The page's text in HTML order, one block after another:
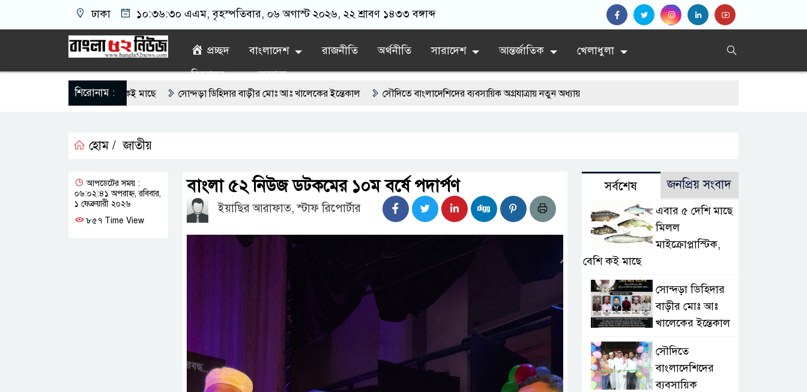
ঢাকা ১০:৩৬:৩২ এএম, বৃহস্পতিবার, ০৬ অগাস্ট ২০২৬, ২২ শ্রাবণ ১৪৩৩ বঙ্গাব্দ
প্রচ্ছদ বাংলাদেশ রাজনীতি অর্থনীতি সারাদেশ আন্তর্জাতিক
খেলাধুলা
বিনোদন
অন্যান্য
শিরোনাম :
বেশি কই মাছে সোন্দড়া ডিহিদার বাড়ীর মোঃ আঃ খালেকের ইন্তেকাল সৌদিতে বাংলাদেশিদের ব্যবসায়িক অগ্রযাত্রায় নতুন অধ্যায়
মাদক কারবারি আটক লুটপাট ও পাচারমুখী বাজেট সংশোধনের দাবিতে ফরিদগঞ্জে অহিংস গণঅভ্যুত্থান বাংলাদেশের উঠান বৈঠক
হোম / জাতীয়
বাংলা ৫২ নিউজ ডটকমের ১০ম বর্ষে পদার্পণ
ইয়াছির আরাফাত, স্টাফ রিপোর্টার
আপডেটের সময় :
০৬:০২:৪১ অপরাহ্ন, রবিবার,
১ ফেব্রুয়ারী ২০২৬
৮৫৭ Time View
সর্বশেষ জনপ্রিয় সংবাদ
এবার ৫ দেশি মাছে
মিলল
মাইক্রোপ্লাস্টিক,
বেশি কই মাছে
সোন্দড়া ডিহিদার
বাড়ীর মোঃ আঃ
খালেকের ইন্তেকাল
সৌদিতে
বাংলাদেশিদের
ব্যবসায়িক